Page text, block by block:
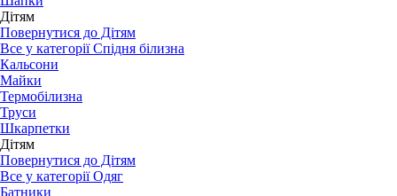
Дітям
Повернутися до Дітям
Все у категорії Спідня білизна
Кальсони
Майки
Термобілизна
Труси
Шкарпетки
Дітям
Повернутися до Дітям
Все у категорії Одяг
Батники